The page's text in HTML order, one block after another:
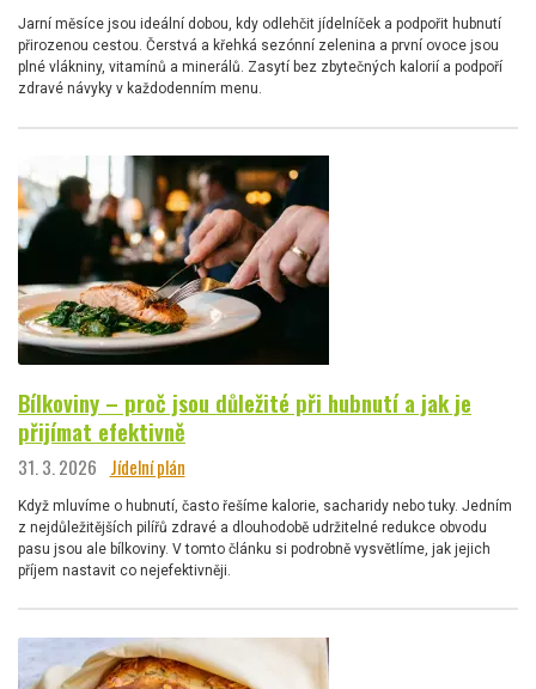
Jarní měsíce jsou ideální dobou, kdy odlehčit jídelníček a podpořit hubnutí
přirozenou cestou. Čerstvá a křehká sezónní zelenina a první ovoce jsou
plné vlákniny, vitamínů a minerálů. Zasytí bez zbytečných kalorií a podpoří
zdravé návyky v každodenním menu.
Bílkoviny – proč jsou důležité při hubnutí a jak je
přijímat efektivně
31. 3. 2026 Jídelní plán
Když mluvíme o hubnutí, často řešíme kalorie, sacharidy nebo tuky. Jedním
z nejdůležitějších pilířů zdravé a dlouhodobě udržitelné redukce obvodu
pasu jsou ale bílkoviny. V tomto článku si podrobně vysvětlíme, jak jejich
příjem nastavit co nejefektivněji.